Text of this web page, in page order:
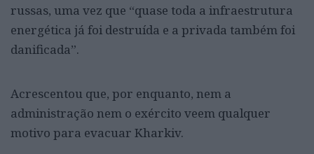
russas, uma vez que “quase toda a infraestrutura
energética já foi destruída e a privada também foi
danificada”.
Acrescentou que, por enquanto, nem a
administração nem o exército veem qualquer
motivo para evacuar Kharkiv.